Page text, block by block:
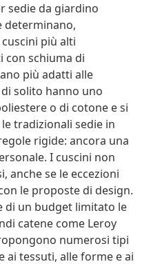
sedie da giardino
determinano,
più alti
schiuma di
più adatti alle
solito hanno uno
o di cotone e si
tradizionali sedie in
rigide: ancora una
I cuscini non
anche se le eccezioni
le proposte di design.
di un budget limitato le
catene come Leroy
numerosi tipi
ai tessuti, alle forme e ai